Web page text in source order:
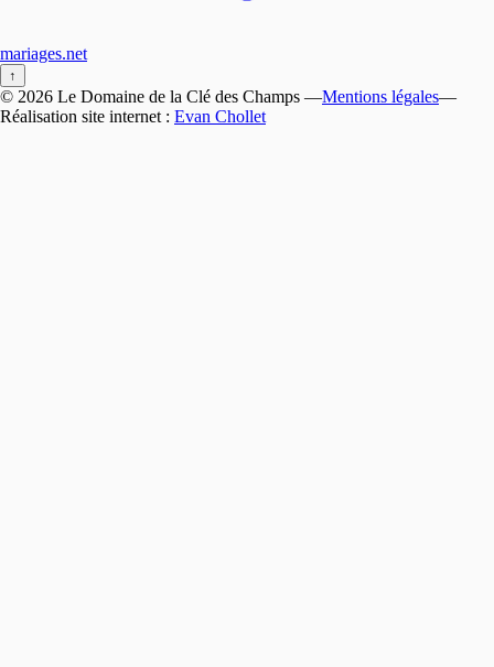
mariages.net
↑
© 2026 Le Domaine de la Clé des Champs —Mentions légales—
Réalisation site internet : Evan Chollet